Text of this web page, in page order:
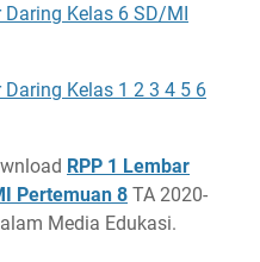
Kelas 6 SD/MI
Kelas 1 2 3 4 5 6
RPP 1 Lembar
Pertemuan 8 TA 2020-
Media Edukasi.